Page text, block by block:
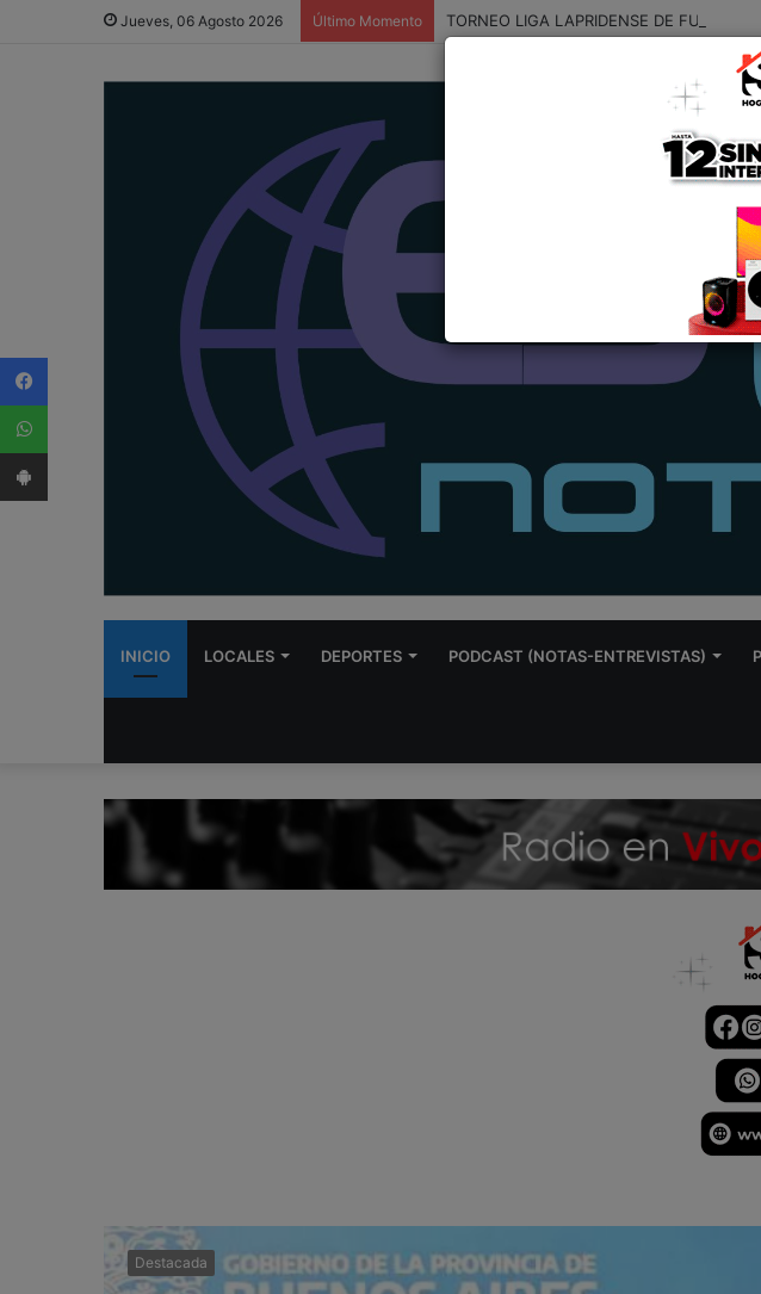
Jueves, 06 Agosto 2026 Último Momento TORNEO LIGA LAPRIDENSE DE FUTBOL:
INICIO LOCALES DEPORTES PODCAST (NOTAS-ENTREVISTAS)
Destacada